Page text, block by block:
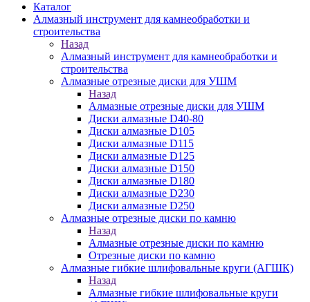
Каталог
Алмазный инструмент для камнеобработки и
строительства
Назад
Алмазный инструмент для камнеобработки и
строительства
Алмазные отрезные диски для УШМ
Назад
Алмазные отрезные диски для УШМ
Диски алмазные D40-80
Диски алмазные D105
Диски алмазные D115
Диски алмазные D125
Диски алмазные D150
Диски алмазные D180
Диски алмазные D230
Диски алмазные D250
Алмазные отрезные диски по камню
Назад
Алмазные отрезные диски по камню
Отрезные диски по камню
Алмазные гибкие шлифовальные круги (АГШК)
Назад
Алмазные гибкие шлифовальные круги